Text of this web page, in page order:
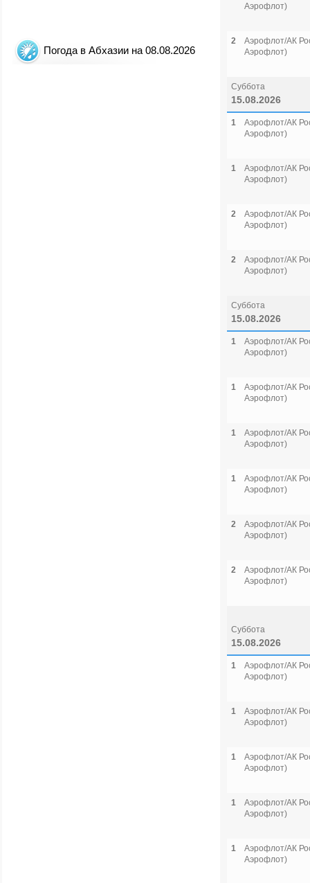
Погода в Абхазии на 08.08.2026
Аэрофлот)
2
Аэрофлот/АК
Аэрофлот)
Суббота
15.08.2026
1
Аэрофлот/АК
Аэрофлот)
1
Аэрофлот/АК
Аэрофлот)
2
Аэрофлот/АК
Аэрофлот)
2
Аэрофлот/АК
Аэрофлот)
Суббота
15.08.2026
1
Аэрофлот/АК
Аэрофлот)
1
Аэрофлот/АК
Аэрофлот)
1
Аэрофлот/АК
Аэрофлот)
1
Аэрофлот/АК
Аэрофлот)
2
Аэрофлот/АК
Аэрофлот)
2
Аэрофлот/АК
Аэрофлот)
Суббота
15.08.2026
1
Аэрофлот/АК
Аэрофлот)
1
Аэрофлот/АК
Аэрофлот)
1
Аэрофлот/АК
Аэрофлот)
1
Аэрофлот/АК
Аэрофлот)
1
Аэрофлот/АК
Аэрофлот)